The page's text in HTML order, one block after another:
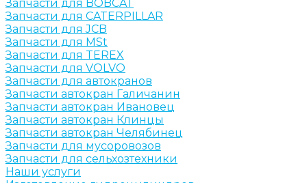
Запчасти для BOBCAT
Запчасти для CATERPILLAR
Запчасти для JCB
Запчасти для MSt
Запчасти для TEREX
Запчасти для VOLVO
Запчасти для автокранов
Запчасти автокран Галичанин
Запчасти автокран Ивановец
Запчасти автокран Клинцы
Запчасти автокран Челябинец
Запчасти для мусоровозов
Запчасти для сельхозтехники
Наши услуги